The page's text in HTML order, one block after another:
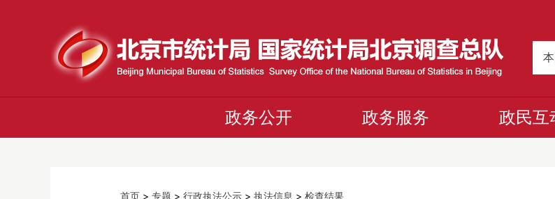
政务公开 政务服务 政民互
首页 > 专题 > 行政执法公示 > 执法信息 > 检查结果